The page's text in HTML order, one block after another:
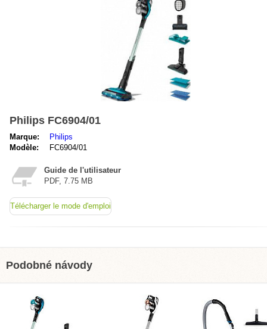
Philips FC6904/01
Marque:
Philips
Modèle:
FC6904/01
Guide de l'utilisateur
PDF, 7.75 MB
Télécharger le mode d'emploi
Podobné návody